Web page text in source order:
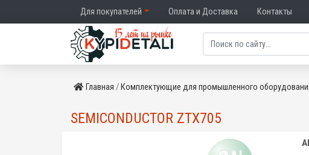
Для покупателей Оплата и Доставка Контакты
Главная Комплектующие для промышленного
SEMICONDUCTOR ZTX705